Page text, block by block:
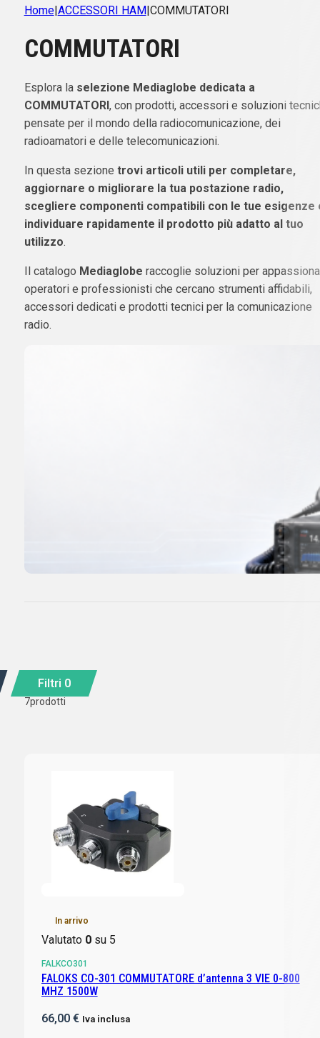
Home| ACCESSORI HAM COMMUTATORI
COMMUTATORI
Esplora la selezione Mediaglobe dedicata a
COMMUTATORI , con prodotti, accessori e soluzioni
pensate per il mondo della radiocomunicazione, dei
radioamatori e delle telecomunicazioni.
In questa sezione trovi articoli utili per completare,
aggiornare o migliorare la tua postazione radio,
scegliere componenti compatibili con le tue esigenze
individuare rapidamente il prodotto più adatto al tuo
utilizzo.
Il catalogo Mediaglobe raccoglie soluzioni per
operatori e professionisti che cercano strumenti affidabili,
accessori dedicati e prodotti tecnici per la comunicazione
radio.
Filtri 0
7prodotti
In arrivo
Valutato 0su 5
FALKCO301
FALOKS CO-301 COMMUTATORE d’antenna 3 VIE 0-800
MHZ 1500W
66,00 € Iva inclusa